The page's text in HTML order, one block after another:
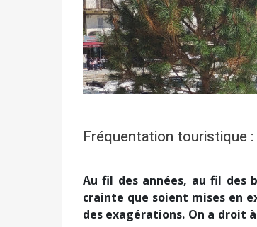
Fréquentation touristique
Au fil des années, au fil des
crainte que soient mises en
des exagérations. On a droit